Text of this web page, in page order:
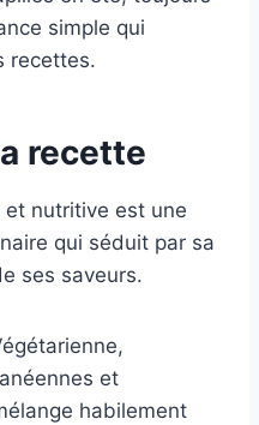
simple qui
recettes.
recette
nutritive est une
qui séduit par sa
ses saveurs.
et
habilement